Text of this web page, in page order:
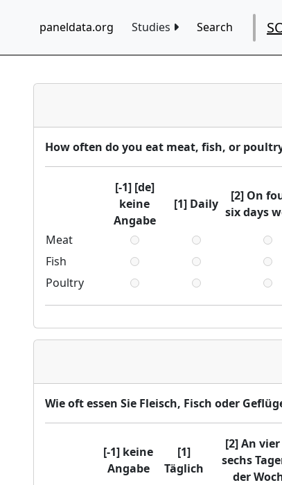
paneldata.org Studies Search
How often do you eat meat, fish, or
[-1] [de]
keine
Angabe
[1] Daily
[2] On
six days
Meat
Fish
Poultry
Wie oft essen Sie Fleisch, Fisch oder
[-1] keine
Angabe
[1]
Täglich
[2] An
sechs
der